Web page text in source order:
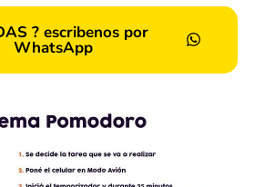
? escribenos por
WhatsApp